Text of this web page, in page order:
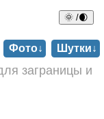
🌞 /🌒
Фото↓ Шутки↓
заграницы и